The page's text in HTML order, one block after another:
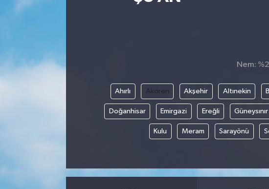
Nem:
Ahırlı Akören Akşehir Altınekin
Doğanhisar Emirgazi Ereğli Güneysınır
Kulu Meram Sarayönü
Tebrik